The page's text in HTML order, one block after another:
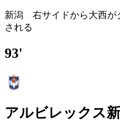
新潟 右サイドから大西が
される
93'
アルビレックス